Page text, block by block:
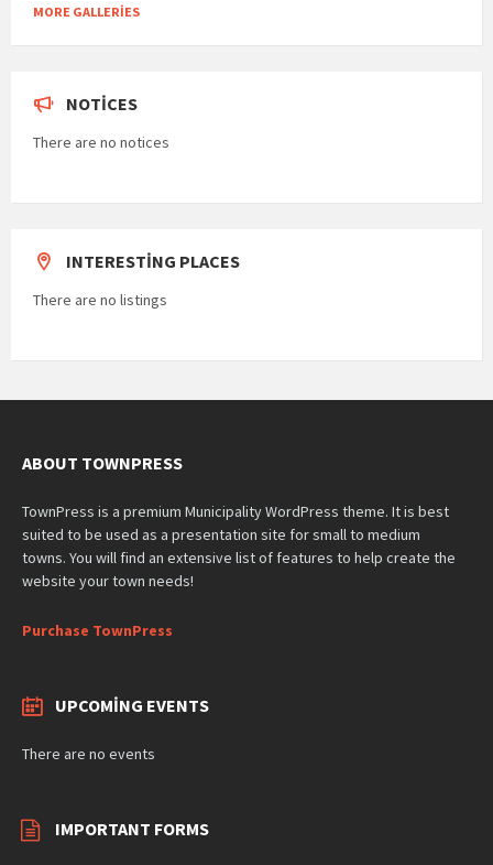
MORE GALLERIES
NOTICES
There are no notices
INTERESTING PLACES
There are no listings
ABOUT TOWNPRESS
TownPress is a premium Municipality WordPress theme. It is best
suited to be used as a presentation site for small to medium
towns. You will find an extensive list of features to help create the
website your town needs!
Purchase TownPress
UPCOMING EVENTS
There are no events
IMPORTANT FORMS